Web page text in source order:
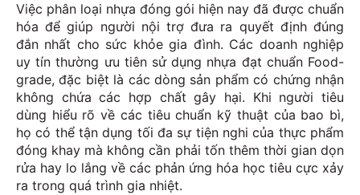
Việc phân loại nhựa đóng gói hiện nay đã được chuẩn
hóa để giúp người nội trợ đưa ra quyết định đúng
đắn nhất cho sức khỏe gia đình. Các doanh nghiệp
uy tín thường ưu tiên sử dụng nhựa đạt chuẩn Food-
grade, đặc biệt là các dòng sản phẩm có chứng nhận
không chứa các hợp chất gây hại. Khi người tiêu
dùng hiểu rõ về các tiêu chuẩn kỹ thuật của bao bì,
họ có thể tận dụng tối đa sự tiện nghi của thực phẩm
đóng khay mà không cần phải tốn thêm thời gian dọn
rửa hay lo lắng về các phản ứng hóa học tiêu cực xảy
ra trong quá trình gia nhiệt.